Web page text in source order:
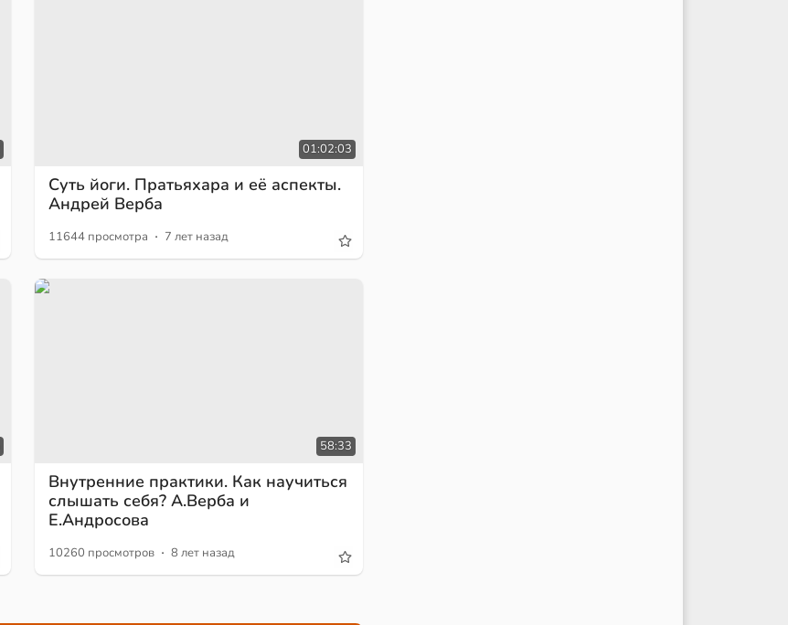
01:02:03
Суть йоги. Пратьяхара и её аспекты.
Андрей Верба
11644 просмотра · 7 лет назад
58:33
Внутренние практики. Как научиться
слышать себя? А.Верба и
Е.Андросова
10260 просмотров · 8 лет назад